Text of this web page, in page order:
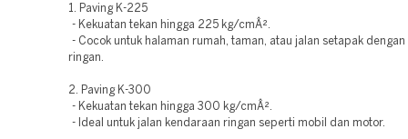
1. Paving K-225
- Kekuatan tekan hingga 225 kg/cmÂ².
- Cocok untuk halaman rumah, taman, atau jalan setapak
ringan.
2. Paving K-300
- Kekuatan tekan hingga 300 kg/cmÂ².
- Ideal untuk jalan kendaraan ringan seperti mobil dan motor.